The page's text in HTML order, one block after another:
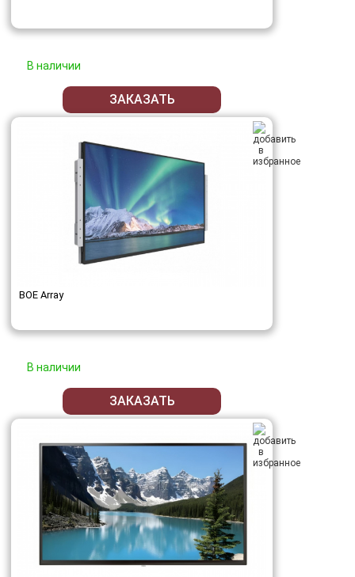
В наличии
ЗАКАЗАТЬ
BOE Array
В наличии
ЗАКАЗАТЬ